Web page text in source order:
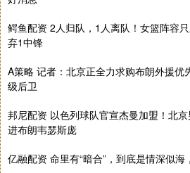
鳄鱼配资 2人归队，1人离队！女篮阵容
弃1中锋
A策略 记者：北京正全力求购布朗外援优
级后卫
邦尼配资 以色列球队官宣杰曼加盟！北
进布朗韦瑟斯庞
亿融配资 命里有“暗合”，到底是情深似海